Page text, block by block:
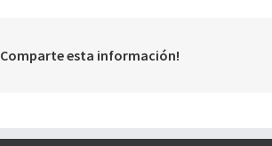
Comparte esta información!